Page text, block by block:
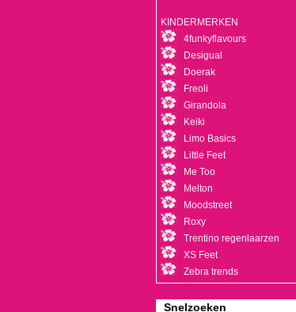
KINDERMERKEN
4funkyflavours
Desigual
Doerak
Freoli
Girandola
Keiki
Limo Basics
Little Feet
Me Too
Melton
Moodstreet
Roxy
Trentino regenlaarzen
XS Feet
Zebra trends
Snelzoeken